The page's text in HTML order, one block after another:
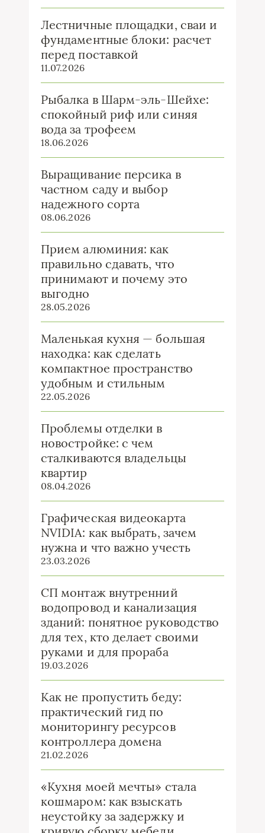
Лестничные площадки, сваи и
фундаментные блоки: расчет
перед поставкой
11.07.2026
Рыбалка в Шарм-эль-Шейхе:
спокойный риф или синяя
вода за трофеем
18.06.2026
Выращивание персика в
частном саду и выбор
надежного сорта
08.06.2026
Прием алюминия: как
правильно сдавать, что
принимают и почему это
выгодно
28.05.2026
Маленькая кухня — большая
находка: как сделать
компактное пространство
удобным и стильным
22.05.2026
Проблемы отделки в
новостройке: с чем
сталкиваются владельцы
квартир
08.04.2026
Графическая видеокарта
NVIDIA: как выбрать, зачем
нужна и что важно учесть
23.03.2026
СП монтаж внутренний
водопровод и канализация
зданий: понятное руководство
для тех, кто делает своими
руками и для прораба
19.03.2026
Как не пропустить беду:
практический гид по
мониторингу ресурсов
контроллера домена
21.02.2026
«Кухня моей мечты» стала
кошмаром: как взыскать
неустойку за задержку и